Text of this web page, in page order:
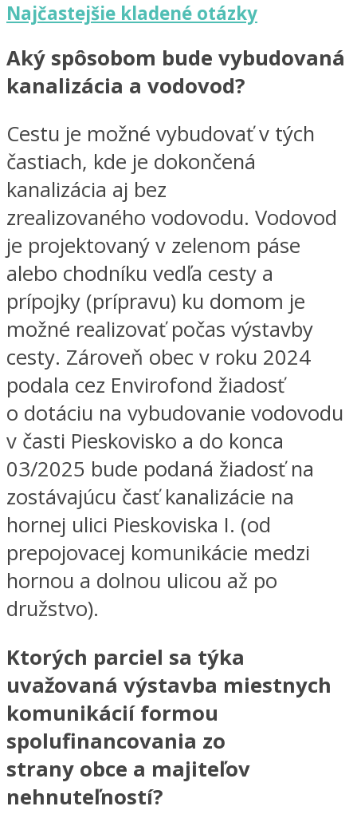
Najčastejšie kladené otázky
Aký spôsobom bude vybudovaná
kanalizácia a vodovod?
Cestu je možné vybudovať v tých
častiach, kde je dokončená
kanalizácia aj bez
zrealizovaného vodovodu. Vodovod
je projektovaný v zelenom páse
alebo chodníku vedľa cesty a
prípojky (prípravu) ku domom je
možné realizovať počas výstavby
cesty. Zároveň obec v roku 2024
podala cez Envirofond žiadosť
o dotáciu na vybudovanie vodovodu
v časti Pieskovisko a do konca
03/2025 bude podaná žiadosť na
zostávajúcu časť kanalizácie na
hornej ulici Pieskoviska I. (od
prepojovacej komunikácie medzi
hornou a dolnou ulicou až po
družstvo).
Ktorých parciel sa týka
uvažovaná výstavba miestnych
komunikácií formou
spolufinancovania zo
strany obce a majiteľov
nehnuteľností?